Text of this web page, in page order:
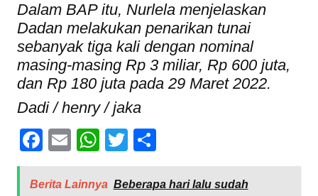
Dalam BAP itu, Nurlela menjelaskan
Dadan melakukan penarikan tunai
sebanyak tiga kali dengan nominal
masing-masing Rp 3 miliar, Rp 600 juta,
dan Rp 180 juta pada 29 Maret 2022.
Dadi / henry / jaka
Facebook
EmailWhatsApp
Twitter
Berita Lainnya Beberapa hari lalu sudah